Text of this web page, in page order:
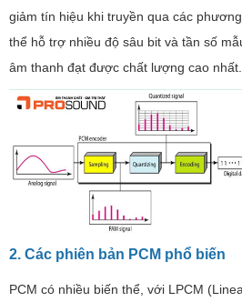
giảm tín hiệu khi truyền qua các
thể hỗ trợ nhiều độ sâu bit và tần số
âm thanh đạt được chất lượng cao nhất.​
2. Các phiên bản PCM phổ biến
PCM có nhiều biến thể, với LPCM